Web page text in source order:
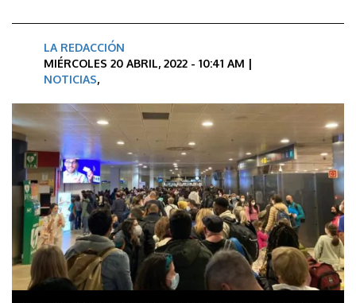
LA REDACCIÓN
MIÉRCOLES 20 ABRIL, 2022 - 10:41 AM |
NOTICIAS,